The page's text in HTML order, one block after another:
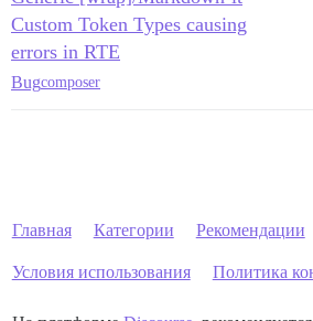
Custom Token Types causing
errors in RTE
Bugcomposer
Главная Категории Рекомендации
Условия использования Политика